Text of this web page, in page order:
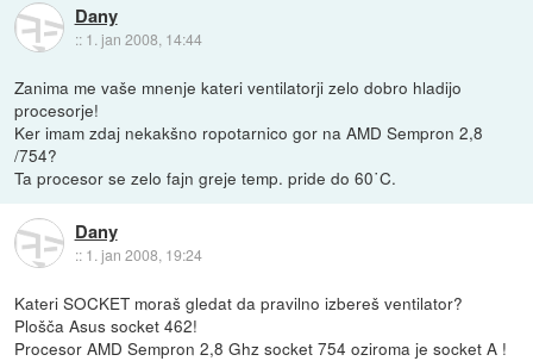
Dany
:: 1. jan 2008, 14:44
Zanima me vaše mnenje kateri ventilatorji zelo dobro hladijo
procesorje!
Ker imam zdaj nekakšno ropotarnico gor na AMD Sempron 2,8
/754?
Ta procesor se zelo fajn greje temp. pride do 60˙C.
Dany
:: 1. jan 2008, 19:24
Kateri SOCKET moraš gledat da pravilno izbereš ventilator?
Plošča Asus socket 462!
Procesor AMD Sempron 2,8 Ghz socket 754 oziroma je socket A !